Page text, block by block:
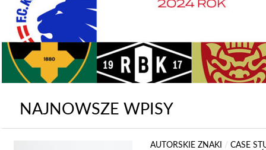
NAJNOWSZE WPISY
AUTORSKIE ZNAKI / CASE